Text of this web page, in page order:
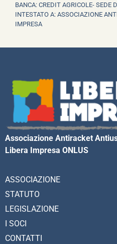
BANCA: CREDIT AGRICOLE- SEDE
INTESTATO A: ASSOCIAZIONE
IMPRESA
Associazione Antiracket
Libera Impresa ONLUS
ASSOCIAZIONE
STATUTO
LEGISLAZIONE
I SOCI
CONTATTI